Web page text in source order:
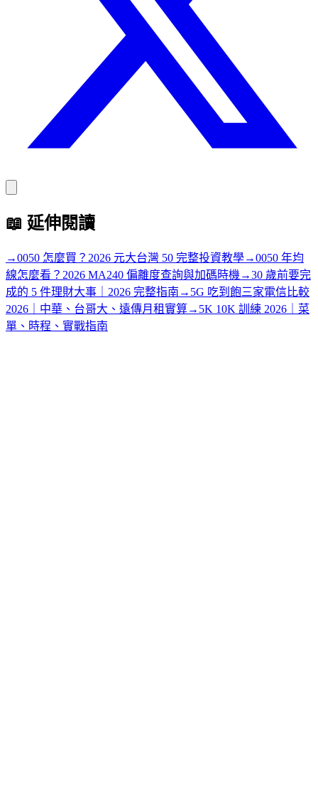
📖 延伸閱讀
→0050 怎麼買？2026 元大台灣 50 完整投資教學→0050 年均
線怎麼看？2026 MA240 偏離度查詢與加碼時機 →30 歲前要完
成的 5 件理財大事｜2026 完整指南 → 5G 吃到飽三家電信比較
2026｜中華、台哥大、遠傳月租實算→ 5K 10K 訓練 2026｜菜
單、時程、實戰指南